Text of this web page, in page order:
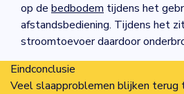
op de bedbodem tijdens het
afstandsbediening. Tijdens het
stroomtoevoer daardoor
Eindconclusie
Veel slaapproblemen blijken terug